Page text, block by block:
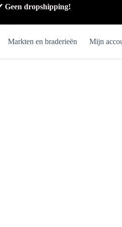
Geen dropshipping!
Markten en braderieën Mijn